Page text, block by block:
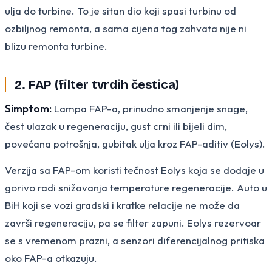
ulja do turbine. To je sitan dio koji spasi turbinu od
ozbiljnog remonta, a sama cijena tog zahvata nije ni
blizu remonta turbine.
2. FAP (filter tvrdih čestica)
Simptom: Lampa FAP-a, prinudno smanjenje snage,
čest ulazak u regeneraciju, gust crni ili bijeli dim,
povećana potrošnja, gubitak ulja kroz FAP-aditiv (Eolys).
Verzija sa FAP-om koristi tečnost Eolys koja se dodaje u
gorivo radi snižavanja temperature regeneracije. Auto u
BiH koji se vozi gradski i kratke relacije ne može da
završi regeneraciju, pa se filter zapuni. Eolys rezervoar
se s vremenom prazni, a senzori diferencijalnog pritiska
oko FAP-a otkazuju.